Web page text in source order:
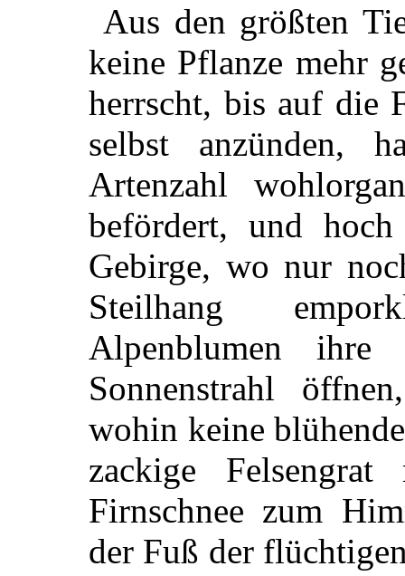
Aus den größten
keine Pflanze mehr
herrscht, bis auf die
selbst anzünden,
Artenzahl
befördert, und
Gebirge, wo nur
Steilhang
Alpenblumen ihre
Sonnenstrahl
wohin keine
zackige
Firnschnee zum
der Fuß der